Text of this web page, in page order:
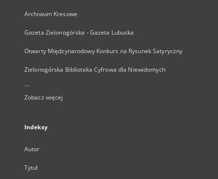
Archiwum Kresowe
Gazeta Zielonogórska - Gazeta Lubuska
Otwarty Międzynarodowy Konkurs na Rysunek Satyryczny
Zielonogórska Biblioteka Cyfrowa dla Niewidomych
...
Zobacz więcej
Indeksy
Autor
Tytuł